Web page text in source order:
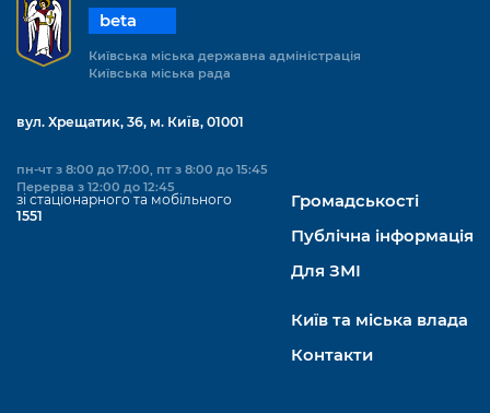
beta
Київська міська державна адміністрація
Київська міська рада
вул. Хрещатик, 36, м. Київ, 01001
пн-чт з 8:00 до 17:00, пт з 8:00 до 15:45
Перерва з 12:00 до 12:45
зі стаціонарного та мобільного
1551
Громадськості
Публічна інформація
Для ЗМІ
Київ та міська влада
Контакти